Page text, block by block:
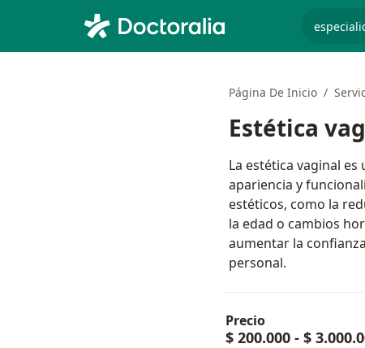
Página De Inicio
Estética
La estética vaginal
apariencia y
estéticos, como la
la edad o cambios
aumentar la
personal.
Precio
$ 200.000 - $